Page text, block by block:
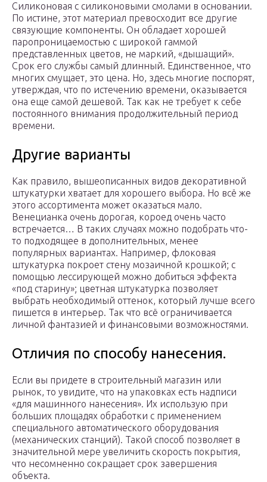
Силиконовая с силиконовыми смолами в основании.
По истине, этот материал превосходит все другие
связующие компоненты. Он обладает хорошей
паропроницаемостью с широкой гаммой
представленных цветов, не маркий, «дышащий».
Срок его службы самый длинный. Единственное, что
многих смущает, это цена. Но, здесь многие поспорят,
утверждая, что по истечению времени, оказывается
она еще самой дешевой. Так как не требует к себе
постоянного внимания продолжительный период
времени.
Другие варианты
Как правило, вышеописанных видов декоративной
штукатурки хватает для хорошего выбора. Но всё же
этого ассортимента может оказаться мало.
Венецианка очень дорогая, короед очень часто
встречается… В таких случаях можно подобрать что-
то подходящее в дополнительных, менее
популярных вариантах. Например, флоковая
штукатурка покроет стену мозаичной крошкой; с
помощью лессирующей можно добиться эффекта
«под старину»; цветная штукатурка позволяет
выбрать необходимый оттенок, который лучше всего
пишется в интерьер. Так что всё ограничивается
личной фантазией и финансовыми возможностями.
Отличия по способу нанесения.
Если вы придете в строительный магазин или
рынок, то увидите, что на упаковках есть надписи
«для машинного нанесения». Их использую при
больших площадях обработки с применением
специального автоматического оборудования
(механических станций). Такой способ позволяет в
значительной мере увеличить скорость покрытия,
что несомненно сокращает срок завершения
объекта.